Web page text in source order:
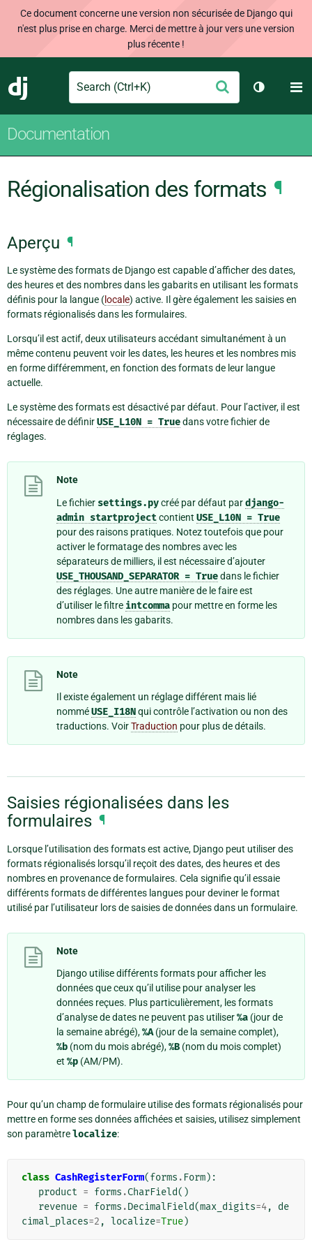
Ce document concerne une version non sécurisée de Django qui
n'est plus prise en charge. Merci de mettre à jour vers une version
plus récente !
Django
Search Envoyer
Changer
Documentation
Régionalisation des formats ¶
Aperçu ¶
Le système des formats de Django est capable d’afficher des dates,
des heures et des nombres dans les gabarits en utilisant les formats
définis pour la langue (locale) active. Il gère également les saisies en
formats régionalisés dans les formulaires.
Lorsqu’il est actif, deux utilisateurs accédant simultanément à un
même contenu peuvent voir les dates, les heures et les nombres mis
en forme différemment, en fonction des formats de leur langue
actuelle.
Le système des formats est désactivé par défaut. Pour l’activer, il est
nécessaire de définirUSE_L10N = Truedans votre fichier de
réglages.
Note
Le fichier settings.pycréé par défaut pardjango-
admin startprojectcontient USE_L10N = True
pour des raisons pratiques. Notez toutefois que pour
activer le formatage des nombres avec les
séparateurs de milliers, il est nécessaire d’ajouter
USE_THOUSAND_SEPARATOR = Truedans le fichier
des réglages. Une autre manière de le faire est
d’utiliser le filtre intcomma pour mettre en forme les
nombres dans les gabarits.
Note
Il existe également un réglage différent mais lié
nomméUSE_I18Nqui contrôle l’activation ou non des
traductions. VoirTraduction pour plus de détails.
Saisies régionalisées dans les
formulaires ¶
Lorsque l’utilisation des formats est active, Django peut utiliser des
formats régionalisés lorsqu’il reçoit des dates, des heures et des
nombres en provenance de formulaires. Cela signifie qu’il essaie
différents formats de différentes langues pour deviner le format
utilisé par l’utilisateur lors de saisies de données dans un formulaire.
Note
Django utilise différents formats pour afficher les
données que ceux qu’il utilise pour analyser les
données reçues. Plus particulièrement, les formats
d’analyse de dates ne peuvent pas utiliser%a (jour de
la semaine abrégé),%A(jour de la semaine complet),
%b (nom du mois abrégé),%B (nom du mois complet)
et %p (AM/PM).
Pour qu’un champ de formulaire utilise des formats régionalisés pour
mettre en forme ses données affichées et saisies, utilisez simplement
son paramètrelocalize:
class CashRegisterForm(forms . Form):
product = forms .CharField()
revenue = forms .DecimalField(max_digits=4,
de
cimal_places=2 , localize=True)